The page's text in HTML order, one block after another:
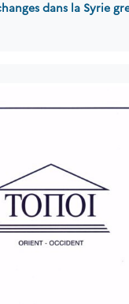
dans la Syrie